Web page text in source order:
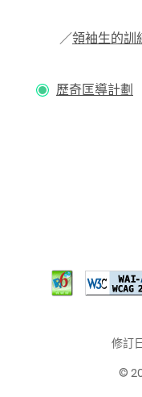
／領袖生的訓
歷奇匡導計劃
修訂
©